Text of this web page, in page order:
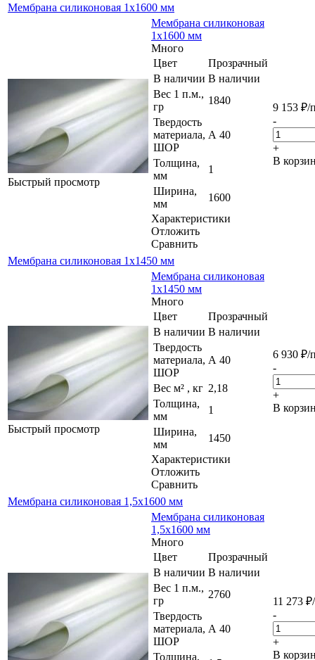
Мембрана силиконовая 1х1600 мм
Быстрый просмотр
Мембрана силиконовая
1х1600 мм
Много
Цвет
Прозрачный
В наличии В наличии
Вес 1 п.м.,
гр
1840
Твердость
материала,
ШОР
А 40
Толщина,
мм
1
Ширина,
мм
1600
Характеристики
Отложить
Сравнить
9 153 ₽/
-
+
В
Мембрана силиконовая 1х1450 мм
Быстрый просмотр
Мембрана силиконовая
1х1450 мм
Много
Цвет
Прозрачный
В наличии В наличии
Твердость
материала,
ШОР
А 40
Вес м² , кг 2,18
Толщина,
мм
1
Ширина,
мм
1450
Характеристики
Отложить
Сравнить
6 930 ₽/
-
+
В
Мембрана силиконовая 1,5х1600 мм
Мембрана силиконовая
1,5х1600 мм
Много
Цвет
Прозрачный
В наличии В наличии
Вес 1 п.м.,
гр
2760
Твердость
материала,
ШОР
А 40
Толщина,
11 273 ₽
-
+
В